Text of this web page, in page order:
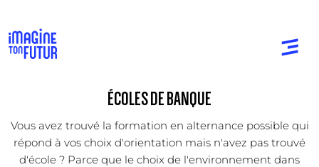
ÉCOLES DE BANQUE
Vous avez trouvé la formation en alternance possible qui
répond à vos choix d'orientation mais n'avez pas trouvé
d'école ? Parce que le choix de l'environnement dans